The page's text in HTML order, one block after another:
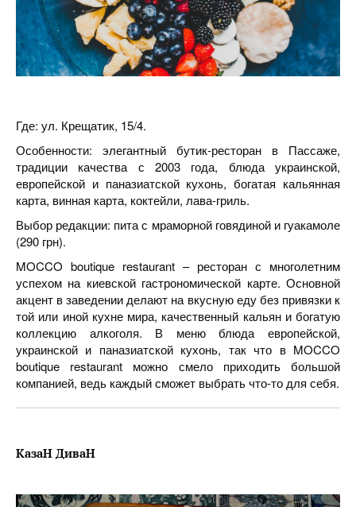
Где: ул. Крещатик, 15/4.
Особенности: элегантный бутик-ресторан в Пассаже,
традиции качества с 2003 года, блюда украинской,
европейской и паназиатской кухонь, богатая кальянная
карта, винная карта, коктейли, лава-гриль.
Выбор редакции: пита с мраморной говядиной и гуакамоле
(290 грн).
MOCCO boutique restaurant – ресторан с многолетним
успехом на киевской гастрономической карте. Основной
акцент в заведении делают на вкусную еду без привязки к
той или иной кухне мира, качественный кальян и богатую
коллекцию алкоголя. В меню блюда европейской,
украинской и паназиатской кухонь, так что в MOCCO
boutique restaurant можно смело приходить большой
компанией, ведь каждый сможет выбрать что-то для себя.
КазаН ДиваН